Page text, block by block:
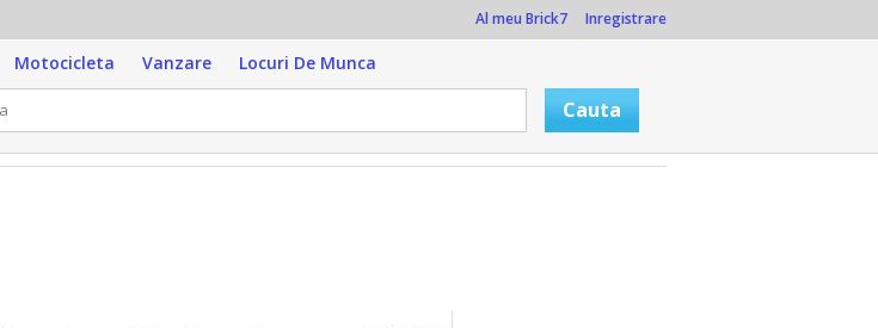
Al meu Brick7 Inregistrare
Motocicleta Vanzare Locuri De Munca